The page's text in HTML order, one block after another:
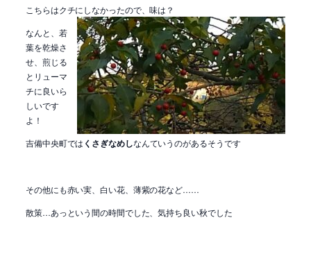
こちらはクチにしなかったので、味は？
なんと、若
葉を乾燥さ
せ、煎じる
とリューマ
チに良いら
しいです
よ！
吉備中央町では くさぎなめしなんていうのがあるそうです
その他にも赤い実、白い花、薄紫の花など……
散策…あっという間の時間でした、気持ち良い秋でした